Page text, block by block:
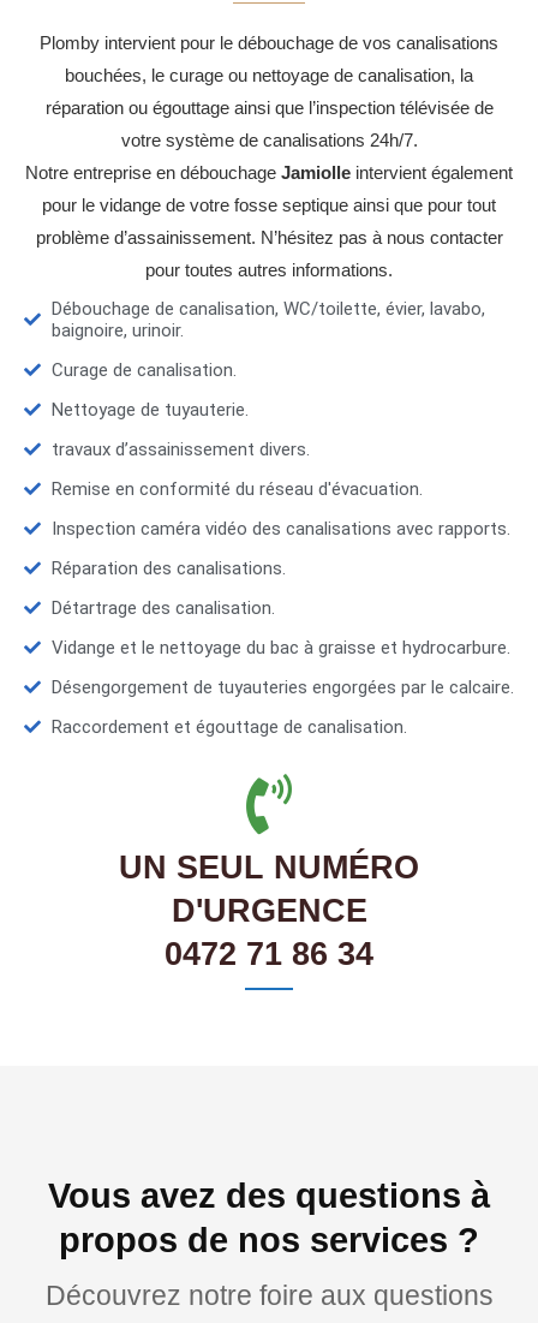
Plomby intervient pour le débouchage de vos canalisations
bouchées, le curage ou nettoyage de canalisation, la
réparation ou égouttage ainsi que l’inspection télévisée de
votre système de canalisations 24h/7.
Notre entreprise en débouchage Jamiolle intervient également
pour le vidange de votre fosse septique ainsi que pour tout
problème d’assainissement. N’hésitez pas à nous contacter
pour toutes autres informations.
Débouchage de canalisation, WC/toilette, évier, lavabo,
baignoire, urinoir.
Curage de canalisation.
Nettoyage de tuyauterie.
travaux d’assainissement divers.
Remise en conformité du réseau d'évacuation.
Inspection caméra vidéo des canalisations avec rapports.
Réparation des canalisations.
Détartrage des canalisation.
Vidange et le nettoyage du bac à graisse et hydrocarbure.
Désengorgement de tuyauteries engorgées par le calcaire.
Raccordement et égouttage de canalisation.
UN SEUL NUMÉRO
D'URGENCE
0472 71 86 34
Vous avez des questions à
propos de nos services ?
Découvrez notre foire aux questions